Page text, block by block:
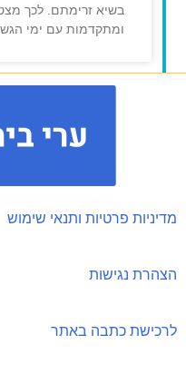
בשיא זרימתם. לכך
ומתקדמות עם ימי
מדיניות פרטיות ותנאי שימוש
הצהרת נגישות
לרכישת כתבה באתר